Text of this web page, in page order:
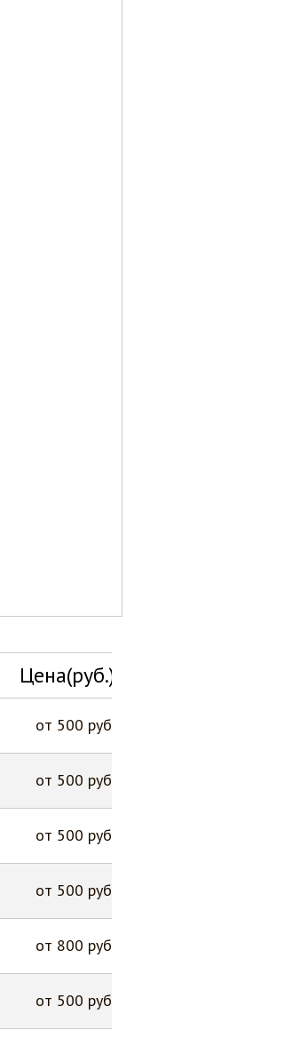
Цена(руб.)
от 500 руб
от 500 руб
от 500 руб
от 500 руб
от 800 руб
от 500 руб